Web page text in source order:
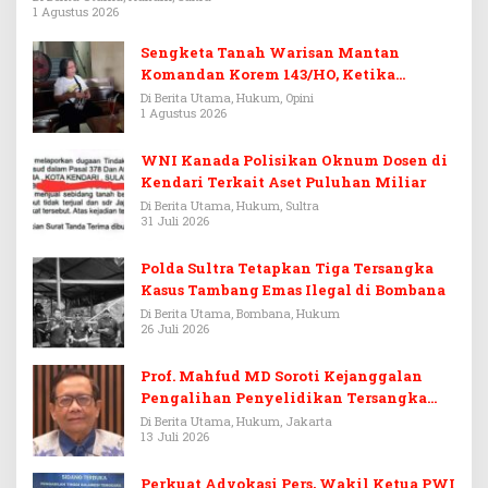
1 Agustus 2026
Sengketa Tanah Warisan Mantan
Komandan Korem 143/HO, Ketika
Warisan Menjadi Arena Pemerasan
Di Berita Utama, Hukum, Opini
1 Agustus 2026
WNI Kanada Polisikan Oknum Dosen di
Kendari Terkait Aset Puluhan Miliar
Di Berita Utama, Hukum, Sultra
31 Juli 2026
Polda Sultra Tetapkan Tiga Tersangka
Kasus Tambang Emas Ilegal di Bombana
Di Berita Utama, Bombana, Hukum
26 Juli 2026
Prof. Mahfud MD Soroti Kejanggalan
Pengalihan Penyelidikan Tersangka
Febrie Adriansyah
Di Berita Utama, Hukum, Jakarta
13 Juli 2026
Perkuat Advokasi Pers, Wakil Ketua PWI